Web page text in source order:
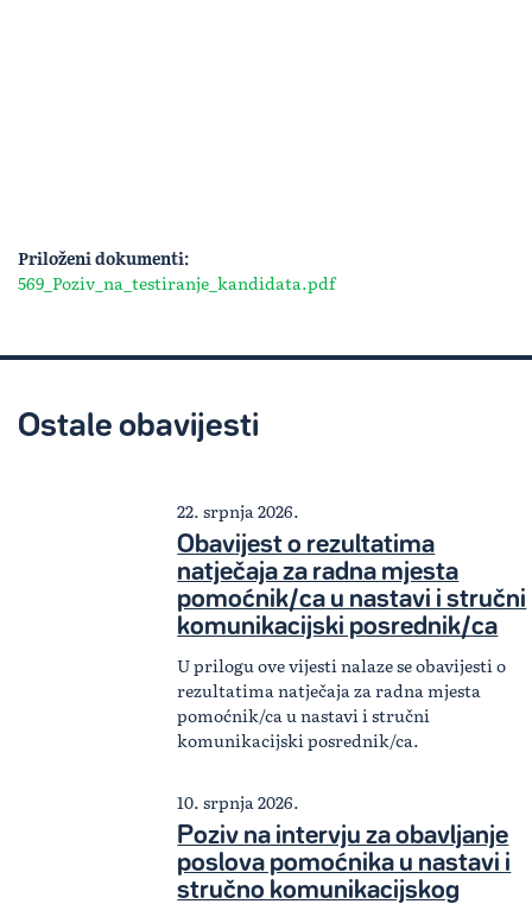
Priloženi dokumenti:
569_Poziv_na_testiranje_kandidata.pdf
Ostale obavijesti
22. srpnja 2026.
Obavijest o rezultatima
natječaja za radna mjesta
pomoćnik/ca u nastavi i stručni
komunikacijski posrednik/ca
U prilogu ove vijesti nalaze se obavijesti o
rezultatima natječaja za radna mjesta
pomoćnik/ca u nastavi i stručni
komunikacijski posrednik/ca.
10. srpnja 2026.
Poziv na intervju za obavljanje
poslova pomoćnika u nastavi i
stručno komunikacijskog